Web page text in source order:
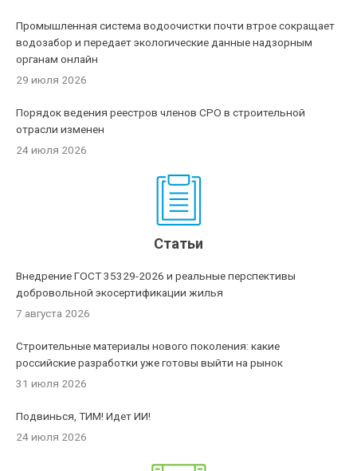
Промышленная система водоочистки почти втрое сокращает
водозабор и передает экологические данные надзорным
органам онлайн
29 июля 2026
Порядок ведения реестров членов СРО в строительной
отрасли изменен
24 июля 2026
Статьи
Внедрение ГОСТ 35329-2026 и реальные перспективы
добровольной экосертификации жилья
7 августа 2026
Строительные материалы нового поколения: какие
российские разработки уже готовы выйти на рынок
31 июля 2026
Подвинься, ТИМ! Идет ИИ!
24 июля 2026